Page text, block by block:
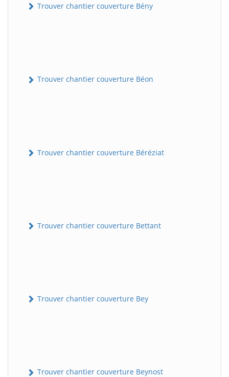
Trouver chantier couverture Bény
Trouver chantier couverture Béon
Trouver chantier couverture Béréziat
Trouver chantier couverture Bettant
Trouver chantier couverture Bey
Trouver chantier couverture Beynost